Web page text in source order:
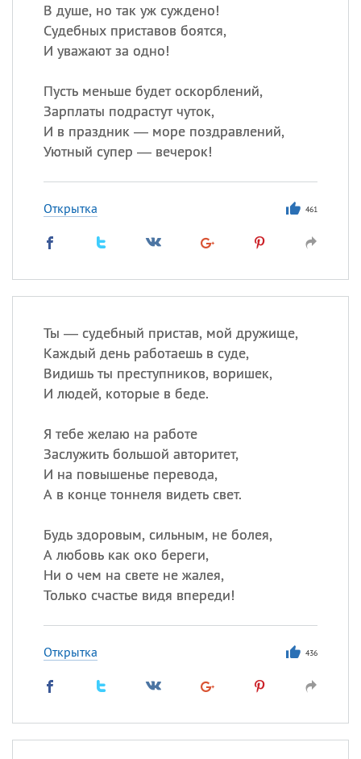
В душе, но так уж суждено!
Судебных приставов боятся,
И уважают за одно!
Пусть меньше будет оскорблений,
Зарплаты подрастут чуток,
И в праздник — море поздравлений,
Уютный супер — вечерок!
Открытка 461
Ты — судебный пристав, мой дружище,
Каждый день работаешь в суде,
Видишь ты преступников, воришек,
И людей, которые в беде.
Я тебе желаю на работе
Заслужить большой авторитет,
И на повышенье перевода,
А в конце тоннеля видеть свет.
Будь здоровым, сильным, не болея,
А любовь как око береги,
Ни о чем на свете не жалея,
Только счастье видя впереди!
Открытка 436